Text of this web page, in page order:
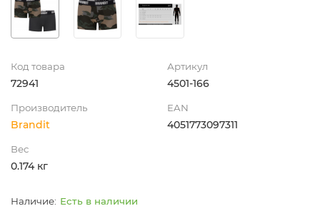
Код товара
72941
Артикул
4501-166
Производитель
Brandit
EAN
4051773097311
Вес
0.174 кг
Есть в наличии